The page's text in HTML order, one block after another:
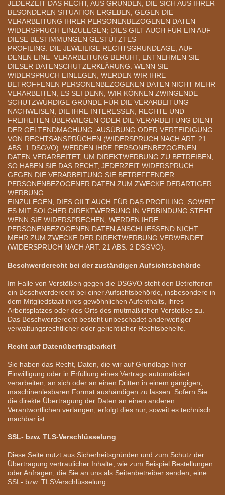
JEDERZEIT DAS RECHT, AUS GRÜNDEN, DIE SICH AUS IHRER
BESONDEREN SITUATION ERGEBEN, GEGEN DIE
VERARBEITUNG IHRER PERSONENBEZOGENEN DATEN
WIDERSPRUCH EINZULEGEN; DIES GILT AUCH FÜR EIN AUF
DIESE BESTIMMUNGEN GESTÜTZTES
PROFILING. DIE JEWEILIGE RECHTSGRUNDLAGE, AUF
DENEN EINE VERARBEITUNG BERUHT, ENTNEHMEN SIE
DIESER DATENSCHUTZERKLÄRUNG. WENN SIE
WIDERSPRUCH EINLEGEN, WERDEN WIR IHRE
BETROFFENEN PERSONENBEZOGENEN DATEN NICHT MEHR
VERARBEITEN, ES SEI DENN, WIR KÖNNEN ZWINGENDE
SCHUTZWÜRDIGE GRÜNDE FÜR DIE VERARBEITUNG
NACHWEISEN, DIE IHRE INTERESSEN, RECHTE UND
FREIHEITEN ÜBERWIEGEN ODER DIE VERARBEITUNG DIENT
DER GELTENDMACHUNG, AUSÜBUNG ODER VERTEIDIGUNG
VON RECHTSANSPRÜCHEN (WIDERSPRUCH NACH ART. 21
ABS. 1 DSGVO). WERDEN IHRE PERSONENBEZOGENEN
DATEN VERARBEITET, UM DIREKTWERBUNG ZU BETREIBEN,
SO HABEN SIE DAS RECHT, JEDERZEIT WIDERSPRUCH
GEGEN DIE VERARBEITUNG SIE BETREFFENDER
PERSONENBEZOGENER DATEN ZUM ZWECKE DERARTIGER
WERBUNG
EINZULEGEN; DIES GILT AUCH FÜR DAS PROFILING, SOWEIT
ES MIT SOLCHER DIREKTWERBUNG IN VERBINDUNG STEHT.
WENN SIE WIDERSPRECHEN, WERDEN IHRE
PERSONENBEZOGENEN DATEN ANSCHLIESSEND NICHT
MEHR ZUM ZWECKE DER DIREKTWERBUNG VERWENDET
(WIDERSPRUCH NACH ART. 21 ABS. 2 DSGVO).
Beschwerderecht bei der zuständigen Aufsichtsbehörde
Im Falle von Verstößen gegen die DSGVO steht den Betroffenen
ein Beschwerderecht bei einer Aufsichtsbehörde, insbesondere in
dem Mitgliedstaat ihres gewöhnlichen Aufenthalts, ihres
Arbeitsplatzes oder des Orts des mutmaßlichen Verstoßes zu.
Das Beschwerderecht besteht unbeschadet anderweitiger
verwaltungsrechtlicher oder gerichtlicher Rechtsbehelfe.
Recht auf Datenübertragbarkeit
Sie haben das Recht, Daten, die wir auf Grundlage Ihrer
Einwilligung oder in Erfüllung eines Vertrags automatisiert
verarbeiten, an sich oder an einen Dritten in einem gängigen,
maschinenlesbaren Format aushändigen zu lassen. Sofern Sie
die direkte Übertragung der Daten an einen anderen
Verantwortlichen verlangen, erfolgt dies nur, soweit es technisch
machbar ist.
SSL- bzw. TLS-Verschlüsselung
Diese Seite nutzt aus Sicherheitsgründen und zum Schutz der
Übertragung vertraulicher Inhalte, wie zum Beispiel Bestellungen
oder Anfragen, die Sie an uns als Seitenbetreiber senden, eine
SSL- bzw. TLSVerschlüsselung.